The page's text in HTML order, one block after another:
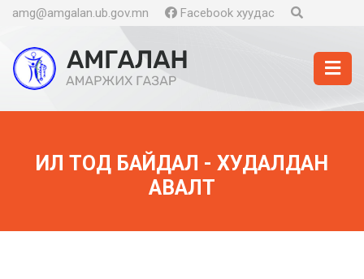
amg@amgalan.ub.gov.mn Facebook хуудас
ИЛ ТОД БАЙДАЛ - ХУДАЛДАН
АВАЛТ